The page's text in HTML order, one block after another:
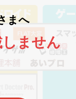
まへ
ません